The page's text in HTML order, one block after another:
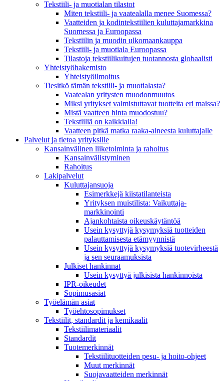
Tekstiili- ja muotialan tilastot
Miten tekstiili- ja vaatealalla menee Suomessa?
Vaatteiden ja kodintekstiilien kuluttajamarkkina
Suomessa ja Euroopassa
Tekstiilin ja muodin ulkomaankauppa
Tekstiili- ja muotiala Euroopassa
Tilastoja tekstiilikuitujen tuotannosta globaalisti
Yhteistyö­hakemisto
Yhteistyöilmoitus
Tiesitkö tämän tekstiili- ja muotialasta?
Vaatealan yritysten muodonmuutos
Miksi yritykset valmistuttavat tuotteita eri maissa?
Mistä vaatteen hinta muodostuu?
Tekstiiliä on kaikkialla!
Vaatteen pitkä matka raaka-aineesta kuluttajalle
Palvelut ja tietoa yrityksille
Kansainvälinen liiketoiminta ja rahoitus
Kansain­välistyminen
Rahoitus
Lakipalvelut
Kuluttajansuoja
Esimerkkejä kiistatilanteista
Yrityksen muistilista: Vaikuttaja­
markkinointi
Ajankohtaista oikeuskäytäntöä
Usein kysyttyjä kysymyksiä tuotteiden
palauttamisesta etämyynnistä
Usein kysyttyjä kysymyksiä tuotevirheestä
ja sen seuraamuksista
Julkiset hankinnat
Usein kysyttyä julkisista hankinnoista
IPR-oikeudet
Sopimusasiat
Työelämän asiat
Työehto­sopimukset
Tekstiilit, standardit ja kemikaalit
Tekstiilimateriaalit
Standardit
Tuotemerkinnät
Tekstiilituotteiden pesu- ja hoito-ohjeet
Muut merkinnät
Suojavaatteiden merkinnät